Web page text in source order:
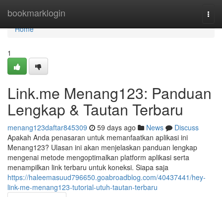
bookmarklogin
Home
Home
1
Link.me Menang123: Panduan
Lengkap & Tautan Terbaru
menang123daftar845309 59 days ago News
Discuss
Apakah Anda penasaran untuk memanfaatkan aplikasi ini
Menang123? Ulasan ini akan menjelaskan panduan lengkap
mengenai metode mengoptimalkan platform aplikasi serta
menampilkan link terbaru untuk koneksi. Siapa saja
https://haleemasuud796650.goabroadblog.com/40437441/hey-
link-me-menang123-tutorial-utuh-tautan-terbaru